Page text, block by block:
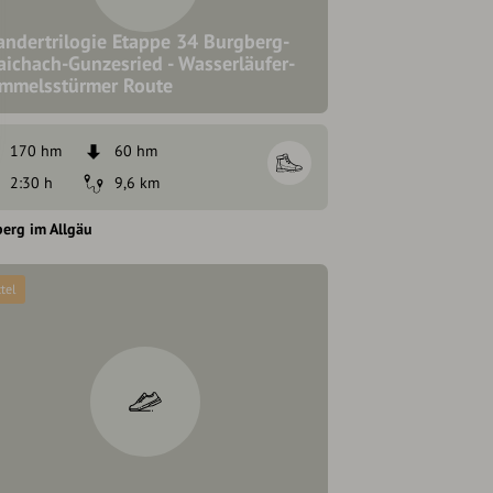
Etappe 34 Burgberg-
Gunzesried - Wasserläufer-
Route
170 hm
60 hm
2:30 h
9,6 km
im Allgäu